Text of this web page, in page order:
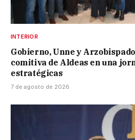
INTERIOR
Gobierno, Unne y
comitiva de Aldeas en una
estratégicas
7 de agosto de 2026